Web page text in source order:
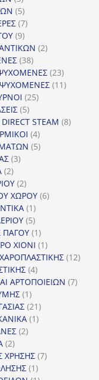
προϊόντα
55
προϊόντα
77
99
προϊόντα
22
3838
προϊόντα
ΨΥΧΟΜΕΝΕΣ 2323
προϊόντα
ΨΥΧΟΜΕΝΕΣ 1111
2525
55
προϊόντα
STEAM 88
44
προϊόντα
55
33
22
προϊόντα
22
προϊόντα
ΧΩΡΟΥ 66
11
προϊόν
55
προϊόντα
ΠΑΓΟΥ 11
προϊόν
ΧΙΟΝΙ 11
προϊόν1212
44
προϊόντα
ΑΡΤΟΠΟΙΕΙΩΝ 77
11
προϊόν
2121
προϊόντα
11
22
22
προϊόντα
ΧΡΗΣΗΣ 77
11